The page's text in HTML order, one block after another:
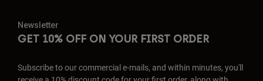
Newsletter
GET 10% OFF ON YOUR FIRST ORDER
Subscribe to our commercial e-mails, and within minutes, you'll